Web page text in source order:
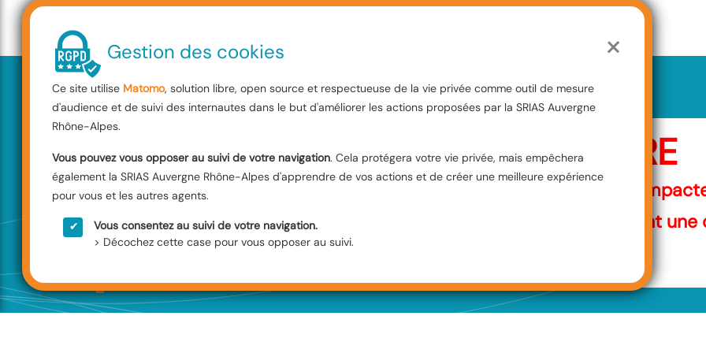
Haute-Loire
Rhône
Flash du 19 mars 2026 URGENT !!!!! BAISSE BUDGETAIRE
URGENT !!!!! BAISSE BUDGETAIRE
Le Budget SRIAS va être amputé de 60% . Cette décision va
Sociale Interministérielle . Les membres de la SRIAS dénoncent
économies n'ont pas à être faites sur le dos des agents.
×
Gestion des cookies
Ce site utilise Matomo, solution libre, open source et respectueuse de la vie privée comme outil de mesure
d'audience et de suivi des internautes dans le but d'améliorer les actions proposées par la SRIAS Auvergne
Rhône-Alpes.
Vous pouvez vous opposer au suivi de votre navigation. Cela protégera votre vie privée, mais empêchera
également la SRIAS Auvergne Rhône-Alpes d'apprendre de vos actions et de créer une meilleure expérience
pour vous et les autres agents.
Vous consentez au suivi de votre navigation.
> Décochez cette case pour vous opposer au suivi.